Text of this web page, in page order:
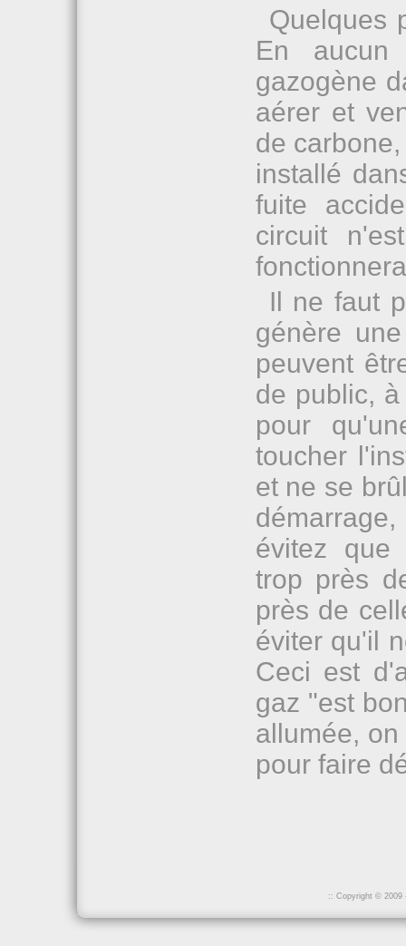
Quelques
En
gazogène
aérer et
de
installé
fuite
circuit
Il ne faut
génère
peuvent
de public,
pour
toucher
et ne se
évitez que
trop près
près de
éviter qu'il
Ceci est
gaz "est
allumée,
pour faire
:: Copyright © 2009